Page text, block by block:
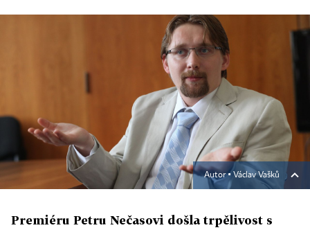
Autor ▪ Václav Vašků
Premiéru Petru Nečasovi došla trpělivost s